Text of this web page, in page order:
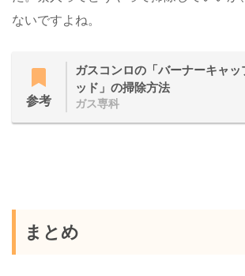
ないですよね。
参考
ガスコンロの「バーナーキャ
ッド」の掃除方法
ガス専科
まとめ